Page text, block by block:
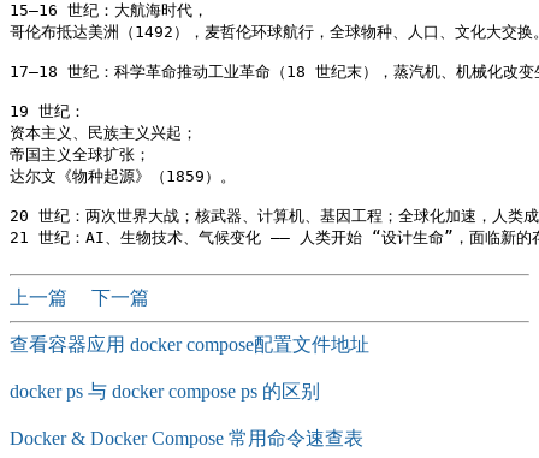
15–16 世纪：大航海时代，
哥伦布抵达美洲（1492），麦哲伦环球航行，全球物种、人口、文化大交换
17–18 世纪：科学革命推动工业革命（18 世纪末），蒸汽机、机械化改变
19 世纪：
资本主义、民族主义兴起；
帝国主义全球扩张；
达尔文《物种起源》（1859）。
20 世纪：两次世界大战；核武器、计算机、基因工程；全球化加速，人类
上一篇 下一篇
查看容器应用 docker compose配置文件地址
docker ps 与 docker compose ps 的区别
Docker & Docker Compose 常用命令速查表